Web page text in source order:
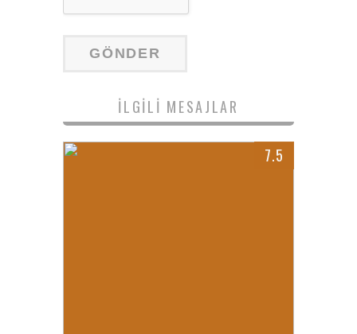
İLGILI MESAJLAR
7.5